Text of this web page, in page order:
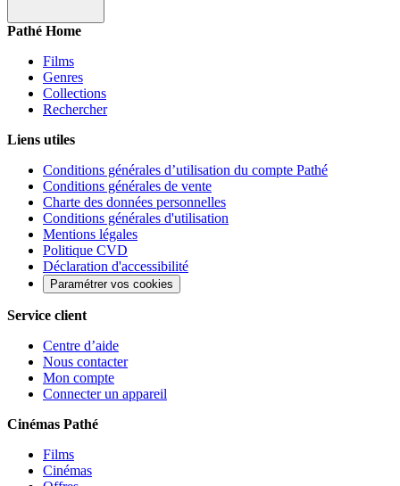
Pathé Home
Films
Genres
Collections
Rechercher
Liens utiles
Conditions générales d’utilisation du compte Pathé
Conditions générales de vente
Charte des données personnelles
Conditions générales d'utilisation
Mentions légales
Politique CVD
Déclaration d'accessibilité
Paramétrer vos cookies
Service client
Centre d’aide
Nous contacter
Mon compte
Connecter un appareil
Cinémas Pathé
Films
Cinémas